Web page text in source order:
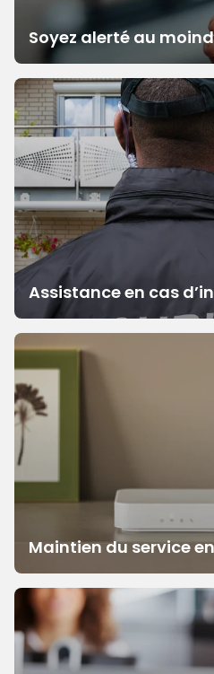
Soyez alerté au
Assistance en cas
Maintien du service